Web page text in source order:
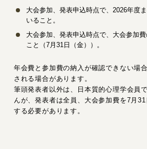
大会参加、発表申込時点で、2026年度
いること。
大会参加、発表申込時点で、大会参加
こと（7月31日（金））。
年会費と参加費の納入が確認できない場
される場合があります。
筆頭発表者以外は、日本質的心理学会員
んが、発表者は全員、大会参加費を7月
する必要があります。